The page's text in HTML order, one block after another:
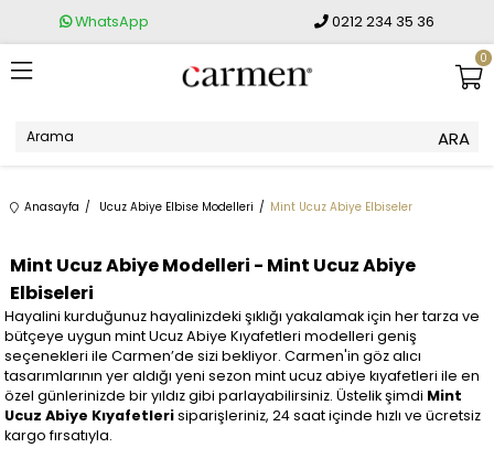
WhatsApp 0212 234 35 36
0
Anasayfa Ucuz Abiye Elbise Modelleri Mint Ucuz Abiye Elbiseler
Mint Ucuz Abiye Modelleri - Mint Ucuz Abiye
Elbiseleri
Hayalini kurduğunuz hayalinizdeki şıklığı yakalamak için her tarza ve
bütçeye uygun mint Ucuz Abiye Kıyafetleri modelleri geniş
seçenekleri ile Carmen’de sizi bekliyor. Carmen'in göz alıcı
tasarımlarının yer aldığı yeni sezon mint ucuz abiye kıyafetleri ile en
özel günlerinizde bir yıldız gibi parlayabilirsiniz. Üstelik şimdi Mint
Ucuz Abiye Kıyafetlerisiparişleriniz, 24 saat içinde hızlı ve ücretsiz
kargo fırsatıyla.